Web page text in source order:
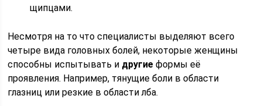
щипцами.
Несмотря на то что специалисты выделяют всего
четыре вида головных болей, некоторые женщины
способны испытывать и другие формы её
проявления. Например, тянущие боли в области
глазниц или резкие в области лба.